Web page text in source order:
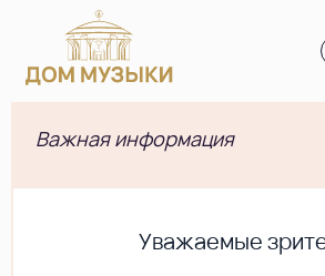
Важная информация
Уважаемые